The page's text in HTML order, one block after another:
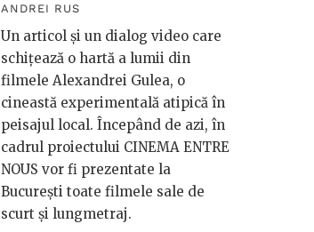
ANDREI RUS
Un articol și un dialog video care
schițează o hartă a lumii din
filmele Alexandrei Gulea, o
cineastă experimentală atipică în
peisajul local. Începând de azi, în
cadrul proiectului CINEMA ENTRE
NOUS vor fi prezentate la
București toate filmele sale de
scurt și lungmetraj.